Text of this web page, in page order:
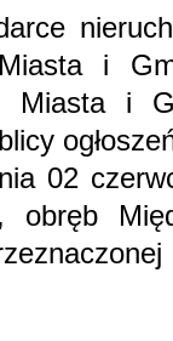
i
Miasta i
02